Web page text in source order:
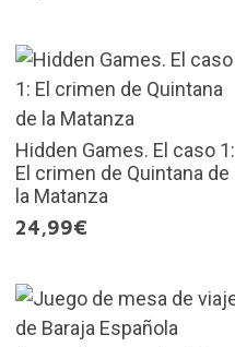
Hidden Games. El caso 1:
El crimen de Quintana de
la Matanza
24,99€